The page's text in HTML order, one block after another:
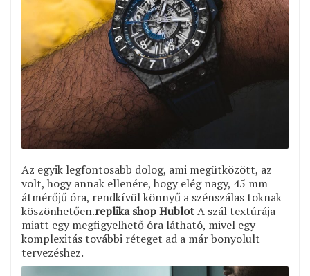
Az egyik legfontosabb dolog, ami megütközött, az
volt, hogy annak ellenére, hogy elég nagy, 45 mm
átmérőjű óra, rendkívül könnyű a szénszálas toknak
köszönhetően.replika shop HublotA szál textúrája
miatt egy megfigyelhető óra látható, mivel egy
komplexitás további réteget ad a már bonyolult
tervezéshez.